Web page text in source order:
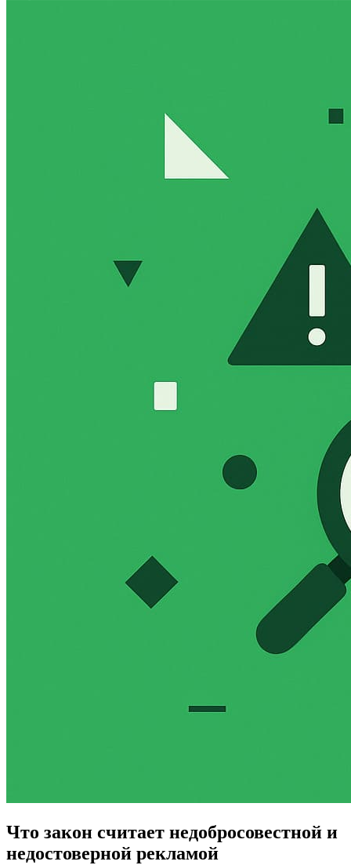
Что закон считает недобросовестной и
недостоверной рекламой